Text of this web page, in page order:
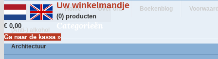
Uw winkelmandje
(0) producten
€ 0,00
Ga naar de kassa »
Home Over ons Boekenblog
Categorieën
(Anti-) alkohol
Architectuur